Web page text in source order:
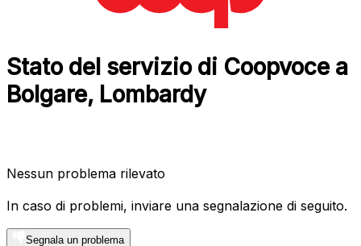
Stato del servizio di Coopvoce a
Bolgare, Lombardy
Nessun problema rilevato
In caso di problemi, inviare una segnalazione di seguito.
Segnala un problema